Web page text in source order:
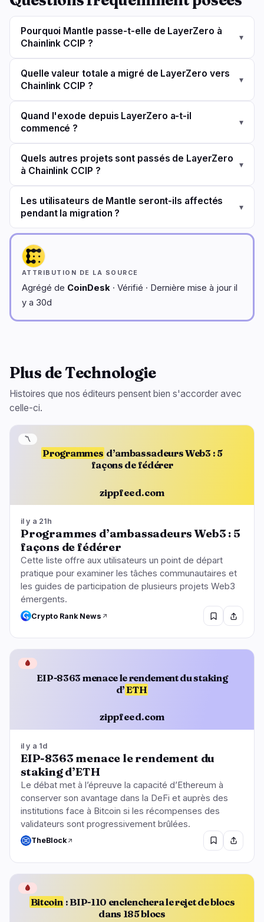
Pourquoi Mantle passe-t-elle de LayerZero à
Chainlink CCIP ?
▾
Quelle valeur totale a migré de LayerZero vers
Chainlink CCIP ?
▾
Quand l'exode depuis LayerZero a-t-il
commencé ?
▾
Quels autres projets sont passés de LayerZero
à Chainlink CCIP ?
▾
Les utilisateurs de Mantle seront-ils affectés
pendant la migration ?
▾
ATTRIBUTION DE LA SOURCE
Agrégé de CoinDesk · Vérifié · Dernière mise à jour il
y a 30d
Plus de Technologie
Histoires que nos éditeurs pensent bien s'accorder avec
celle-ci.
Programmes d’ambassadeurs Web3 : 5
façons de fédérer
zippfeed.com
〽️
il y a 21h
Programmes d’ambassadeurs Web3 : 5
façons de fédérer
Cette liste offre aux utilisateurs un point de départ
pratique pour examiner les tâches communautaires et
les guides de participation de plusieurs projets Web3
émergents.
Crypto Rank News
EIP-8363 menace le rendement du staking
d’ ETH
zippfeed.com
🩸
il y a 1d
EIP-8363 menace le rendement du
staking d’ETH
Le débat met à l’épreuve la capacité d’Ethereum à
conserver son avantage dans la DeFi et auprès des
institutions face à Bitcoin si les récompenses des
validateurs sont progressivement brûlées.
TheBlock
Bitcoin : BIP-110 enclenchera le rejet de blocs
dans 185 blocs
🩸